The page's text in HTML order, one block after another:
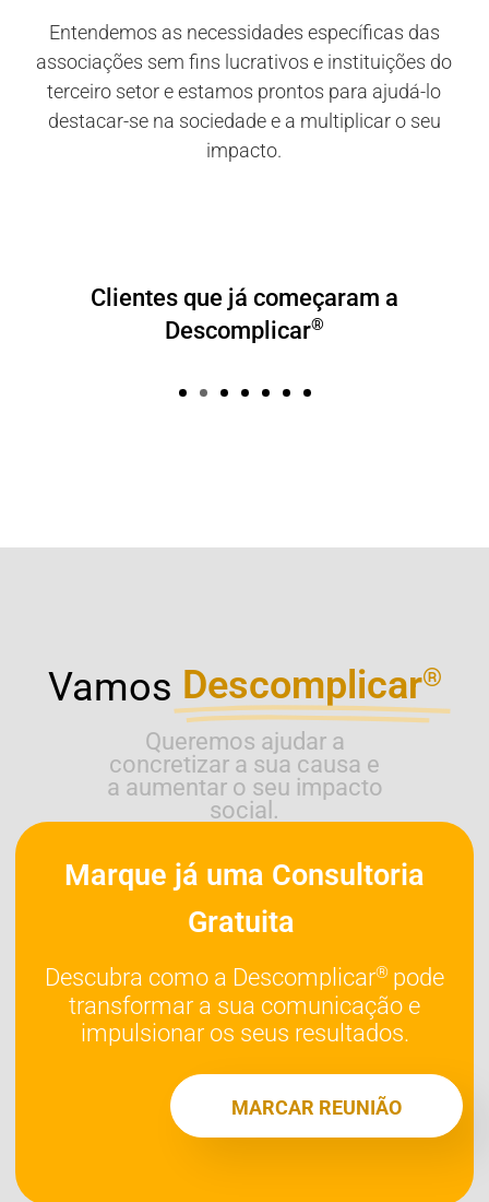
Entendemos as necessidades específicas das
associações sem fins lucrativos e instituições do
terceiro setor e estamos prontos para ajudá-lo
destacar-se na sociedade e a multiplicar o seu
impacto.
Clientes que já começaram a
Descomplicar®
Vamos Descomplicar®
Queremos ajudar a
concretizar a sua causa e
a aumentar o seu impacto
social.
Marque já uma Consultoria
Gratuita
Descubra como a Descomplicar® pode
transformar a sua comunicação e
impulsionar os seus resultados.
MARCAR REUNIÃO